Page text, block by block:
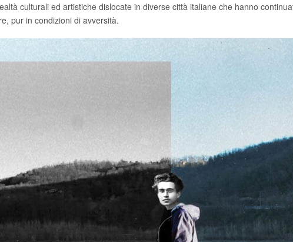
culturali ed artistiche dislocate in diverse città italiane che hanno
pur in condizioni di avversità.